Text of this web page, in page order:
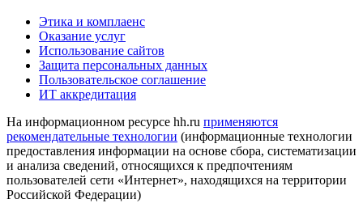
Этика и комплаенс
Оказание услуг
Использование сайтов
Защита персональных данных
Пользовательское соглашение
ИТ аккредитация
На информационном ресурсе hh.ru применяются
рекомендательные технологии (информационные технологии
предоставления информации на основе сбора, систематизации
и анализа сведений, относящихся к предпочтениям
пользователей сети «Интернет», находящихся на территории
Российской Федерации)